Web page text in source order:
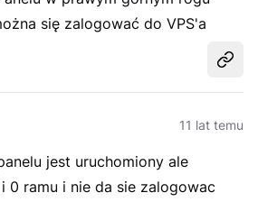
się zalogować do VPS'a
11 lat temu
jest uruchomiony ale
0 ramu i nie da sie zalogowac